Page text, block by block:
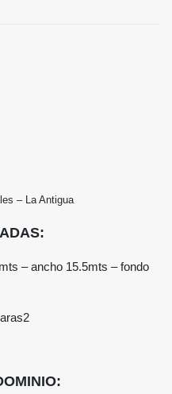
– La Antigua
– ancho 15.5mts – fondo